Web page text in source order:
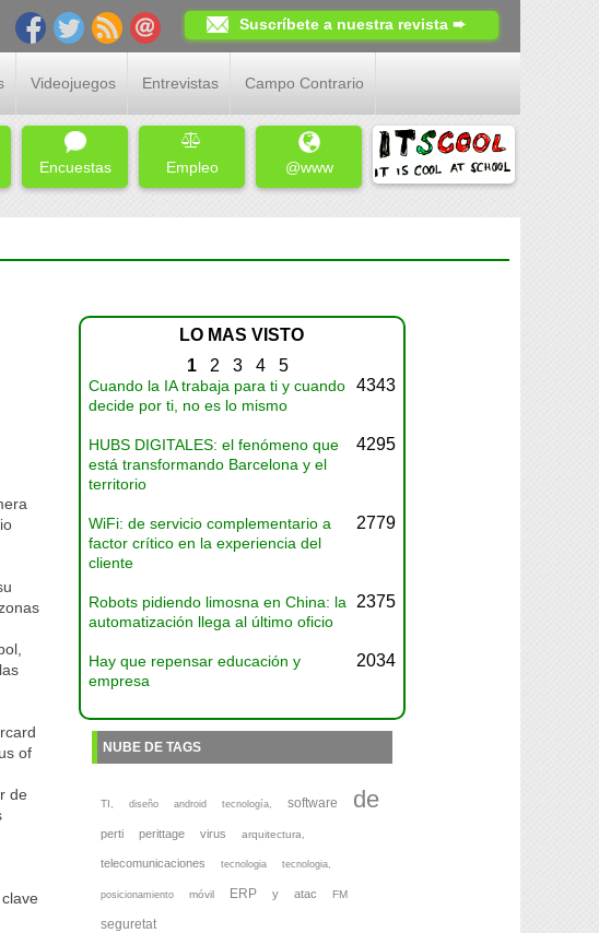
Suscríbete a nuestra revista ➨
Videojuegos Entrevistas Campo Contrario
Encuestas Empleo @www
of
de
LO MAS VISTO
1 2 3 4 5
Cuando la IA trabaja para ti y cuando
decide por ti, no es lo mismo
4343
HUBS DIGITALES: el fenómeno que
está transformando Barcelona y el
territorio
4295
WiFi: de servicio complementario a
factor crítico en la experiencia del
cliente
2779
Robots pidiendo limosna en China: la
automatización llega al último oficio
2375
Hay que repensar educación y
empresa
2034
NUBE DE TAGS
TI, diseño android tecnología, software de
perti perittage virus arquitectura,
telecomunicaciones tecnologia tecnologia,
posicionamiento móvil ERP y atac FM
seguretat